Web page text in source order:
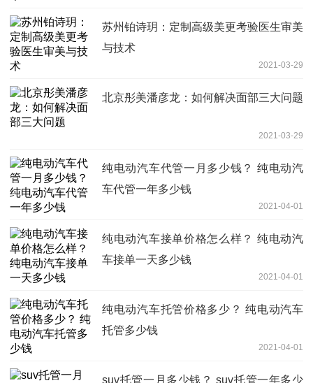
苏州铂诗玥：定制高级美更考验医生审美
与技术
2021-03-29
北京彤美潘彦龙：如何解决面部三大问题
2021-03-29
纯电动汽车代管一月多少钱？ 纯电动汽
车代管一年多少钱
2021-04-01
纯电动汽车接单价格怎么样？ 纯电动汽
车接单一天多少钱
2021-04-01
纯电动汽车托管价格多少？ 纯电动汽车
托管多少钱
2021-04-01
suv托管一月多少钱？ suv托管一年多少